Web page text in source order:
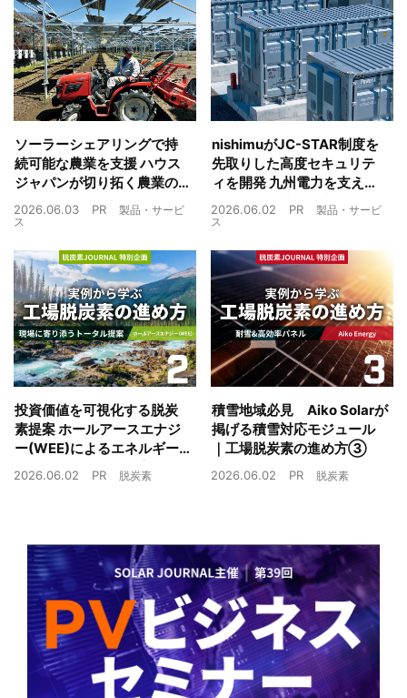
ソーラーシェアリングで持
続可能な農業を支援 ハウス
ジャパンが切り拓く農業の
未来
2026.06.03 PR
製品・サービ
ス
nishimuがJC-STAR制度を
先取りした高度セキュリテ
ィを開発 九州電力を支えた
制御技術を蓄電池市場へ
2026.06.02 PR
製品・サービ
ス
投資価値を可視化する脱炭
素提案 ホールアースエナジ
ー(WEE)によるエネルギー
戦略とは｜工場脱炭素の進
2026.06.02 PR 脱炭素
積雪地域必見 Aiko Solarが
掲げる積雪対応モジュール
｜工場脱炭素の進め方③
2026.06.02 PR 脱炭素